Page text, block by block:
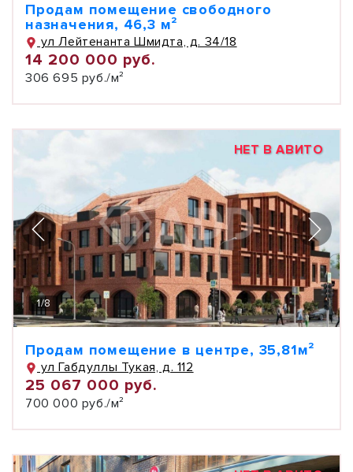
Продам помещение свободного
назначения, 46,3 м²
ул Лейтенанта Шмидта, д. 34/18
14 200 000 руб.
306 695 руб./м²
НЕТ В АВИТО
1/8
Продам помещение в центре, 35,81м²
ул Габдуллы Тукая, д. 112
25 067 000 руб.
700 000 руб./м²